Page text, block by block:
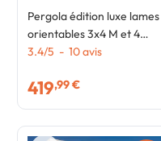
Pergola édition luxe lames
orientables 3x4 M et 4
stores taupe
3.4/5 - 10avis
419,99 €